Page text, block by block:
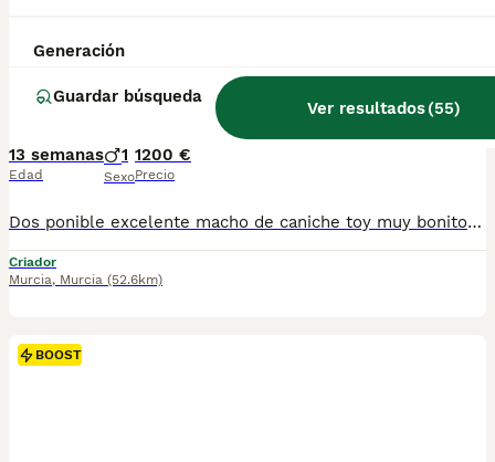
Generación
Guardar búsqueda
Ver resultados(55)
BOOST
13 semanas
Edad
1
Sexo
1200 €
Precio
Dos ponible excelente macho de caniche toy muy bonito y mucha calidad de pelo. Se entrega vacunado desparasitado y con cartilla sanitaria
Criador
Murcia, Murcia (52.6km)
BOOST